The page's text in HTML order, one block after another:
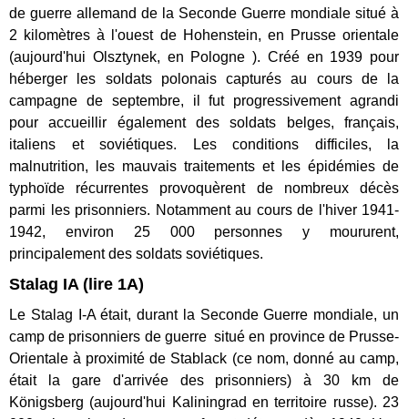
de guerre allemand de la Seconde Guerre mondiale situé à
2 kilomètres à l'ouest de Hohenstein, en Prusse orientale
(aujourd'hui Olsztynek, en Pologne ). Créé en 1939 pour
héberger les soldats polonais capturés au cours de la
campagne de septembre, il fut progressivement agrandi
pour accueillir également des soldats belges, français,
italiens et soviétiques. Les conditions difficiles, la
malnutrition, les mauvais traitements et les épidémies de
typhoïde récurrentes provoquèrent de nombreux décès
parmi les prisonniers. Notamment au cours de l'hiver 1941-
1942, environ 25 000 personnes y moururent,
principalement des soldats soviétiques.
Stalag IA (lire 1A)
Le Stalag I-A était, durant la Seconde Guerre mondiale, un
camp de prisonniers de guerre situé en province de Prusse-
Orientale à proximité de Stablack (ce nom, donné au camp,
était la gare d'arrivée des prisonniers) à 30 km de
Königsberg (aujourd'hui Kaliningrad en territoire russe). 23